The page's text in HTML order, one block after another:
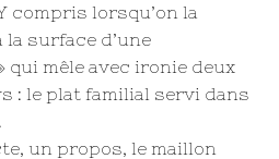
compris lorsqu’on la
surface d’une
qui mêle avec ironie deux
: le plat familial servi dans
un propos, le maillon